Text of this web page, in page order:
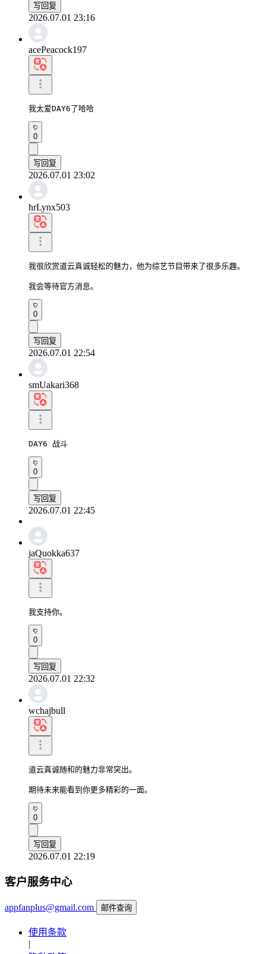
写回复
2026.07.01 23:16
acePeacock197
我太爱DAY6了哈哈
0
写回复
2026.07.01 23:02
hrLynx503
我很欣赏道云真诚轻松的魅力，他为综艺节目带来了很多乐趣。
我会等待官方消息。
0
写回复
2026.07.01 22:54
smUakari368
DAY6 战斗
0
写回复
2026.07.01 22:45
jaQuokka637
我支持你。
0
写回复
2026.07.01 22:32
wchajbull
道云真诚随和的魅力非常突出。
期待未来能看到你更多精彩的一面。
0
写回复
2026.07.01 22:19
客户服务中心
appfanplus@gmail.com 邮件查询
使用条款
|